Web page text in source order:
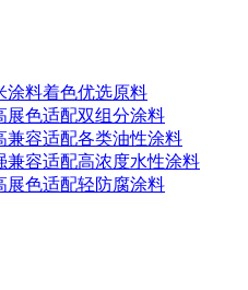
涂料着色优选原料
展色适配双组分涂料
兼容适配各类油性涂料
兼容适配高浓度水性涂料
展色适配轻防腐涂料